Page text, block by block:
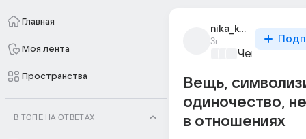
Главная
Моя лента
Пространства
В ТОПЕ НА ОТВЕТАХ
nika_komakhinova
3г
Чем
Вещь,
одиночество,
в отношениях